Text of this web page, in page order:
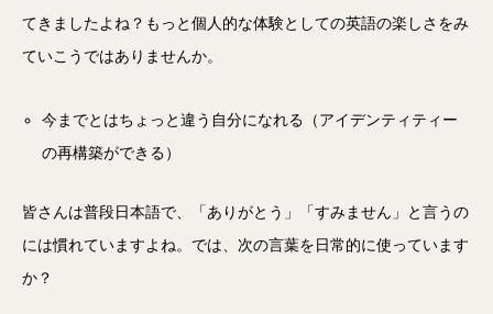
てきましたよね？もっと個人的な体験としての英語の楽しさをみ
ていこうではありませんか。
今までとはちょっと違う自分になれる（アイデンティティー
の再構築ができる）
皆さんは普段日本語で、「ありがとう」「すみません」と言うの
には慣れていますよね。では、次の言葉を日常的に使っています
か？